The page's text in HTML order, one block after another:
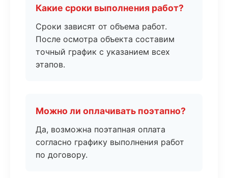
Какие сроки выполнения работ?
Сроки зависят от объема работ.
После осмотра объекта составим
точный график с указанием всех
этапов.
Можно ли оплачивать поэтапно?
Да, возможна поэтапная оплата
согласно графику выполнения работ
по договору.